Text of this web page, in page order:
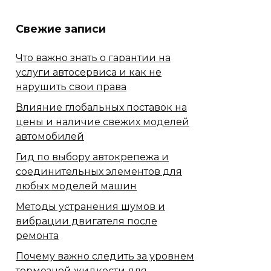
Свежие записи
Что важно знать о гарантии на
услуги автосервиса и как не
нарушить свои права
Влияние глобальных поставок на
цены и наличие свежих моделей
автомобилей
Гид по выбору автокрепежа и
соединительных элементов для
любых моделей машин
Методы устранения шумов и
вибрации двигателя после
ремонта
Почему важно следить за уровнем